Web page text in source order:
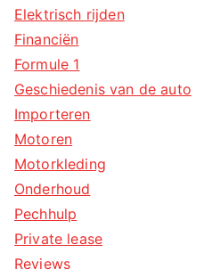
Elektrisch rijden
Financiën
Formule 1
Geschiedenis van de auto
Importeren
Motoren
Motorkleding
Onderhoud
Pechhulp
Private lease
Reviews